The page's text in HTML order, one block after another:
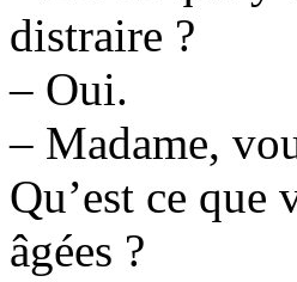
distraire ?
– Oui.
– Madame,
Qu’est ce que
âgées ?